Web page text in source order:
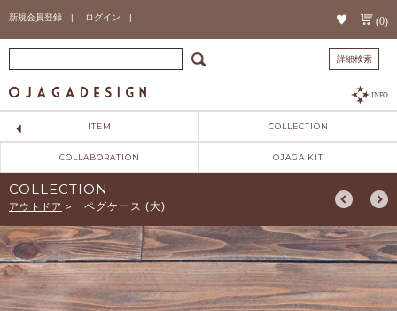
新規会員登録 | ログイン | (0)
詳細検索
INFO
ITEM COLLECTION
COLLABORATION OJAGA KIT
COLLECTION
アウトドア > ペグケース (大)